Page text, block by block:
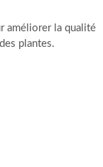
améliorer la qualité
plantes.